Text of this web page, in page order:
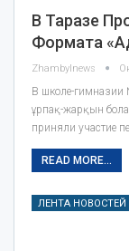
В Таразе
Формата
Zhambylnews
В школе-гимназии
ұрпақ-жарқын
приняли участие
READ MORE...
ЛЕНТА НОВОСТЕЙ